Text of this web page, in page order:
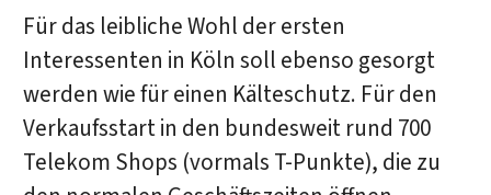
Für das leibliche Wohl der ersten
Interessenten in Köln soll ebenso gesorgt
werden wie für einen Kälteschutz. Für den
Verkaufsstart in den bundesweit rund 700
Telekom Shops (vormals T-Punkte), die zu